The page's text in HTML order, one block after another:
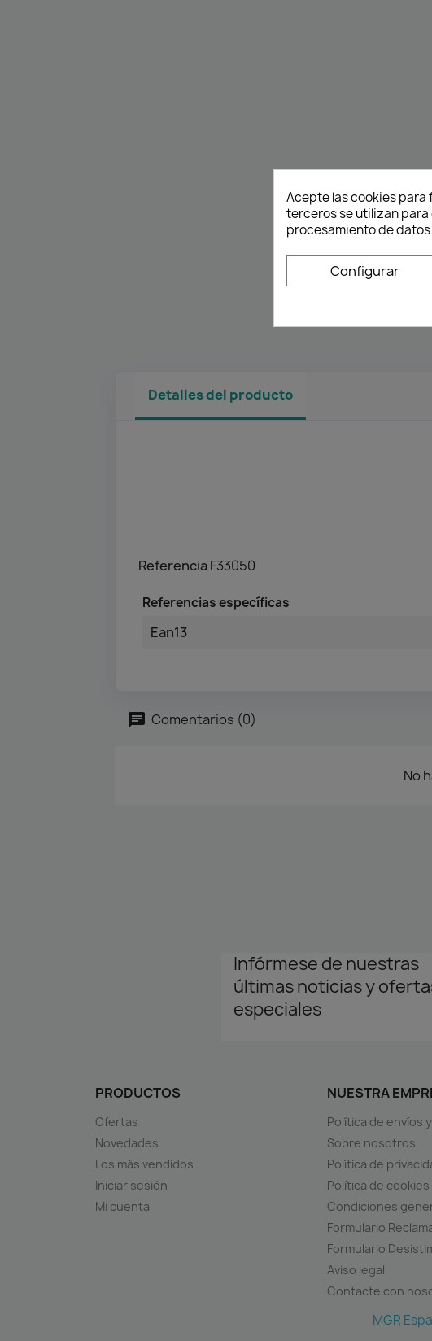
Detalles del producto
ReferenciaF33050
Referencias específicas
Ean13
Comentarios (0)
No
Infórmese de nuestras
últimas noticias y
especiales
PRODUCTOS
Ofertas
Novedades
Los más vendidos
Iniciar sesión
Mi cuenta
NUESTRA
Política de envíos
Sobre nosotros
Política de
Política de cookies
Condiciones
Formulario
Formulario
Aviso legal
Contacte con
MGR
Acepte las cookies
terceros se utilizan
procesamiento de
Configurar